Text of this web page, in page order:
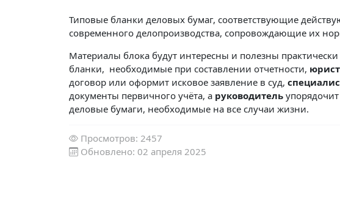
Типовые бланки деловых бумаг, соответствующие
современного делопроизводства, сопровождающие их
Материалы блока будут интересны и полезны
бланки, необходимые при составлении отчетности, юрист
договор или оформит исковое заявление в суд,
документы первичного учёта, а руководитель
деловые бумаги, необходимые на все случаи жизни.
Просмотров: 2457
Обновлено: 02 апреля 2025